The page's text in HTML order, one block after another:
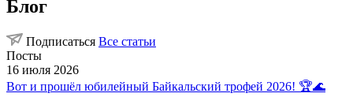
Блог
Подписаться Все статьи
Посты
16 июля 2026
Вот и прошёл юбилейный Байкальский трофей 2026! 🏆🌊